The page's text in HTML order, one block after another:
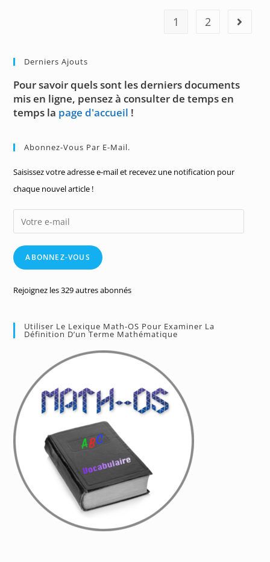
1 2 Aller à
Derniers Ajouts
Pour savoir quels sont les derniers documents
mis en ligne, pensez à consulter de temps en
temps la page d'accueil !
Abonnez-Vous Par E-Mail.
Saisissez votre adresse e-mail et recevez une notification pour
chaque nouvel article !
Votre
e-
mailABONNEZ-VOUS
Rejoignez les 329 autres abonnés
Utiliser Le Lexique Math-OS Pour Examiner La
Définition D’un Terme Mathématique